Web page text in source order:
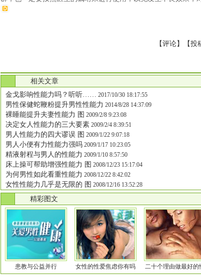
【评论】【投
相关文章
金戈影响性能力吗？听听…… 2017/10/30 18:17:55
男性保健蛇鞭粉提升男性性能力 2014/8/28 14:37:09
裸睡能提升夫妻性能力 图 2009/2/8 9:23:08
决定女人性能力的三大要素 2009/2/4 8:39:51
男人性能力的四大谬误 图 2009/1/22 9:07:18
男人小便有力性能力强吗 2009/1/17 10:23:05
精液射程与男人的性能力 2009/1/10 8:57:50
床上操可帮助增强性能力 图 2008/12/23 15:17:04
为何男性如此看重性能力 2008/12/22 8:42:02
女性性能力几乎是无限的 图 2008/12/16 13:52:28
精彩图文
患教与公益并行 女性的性爱焦虑你有吗 二十个理由做最好的